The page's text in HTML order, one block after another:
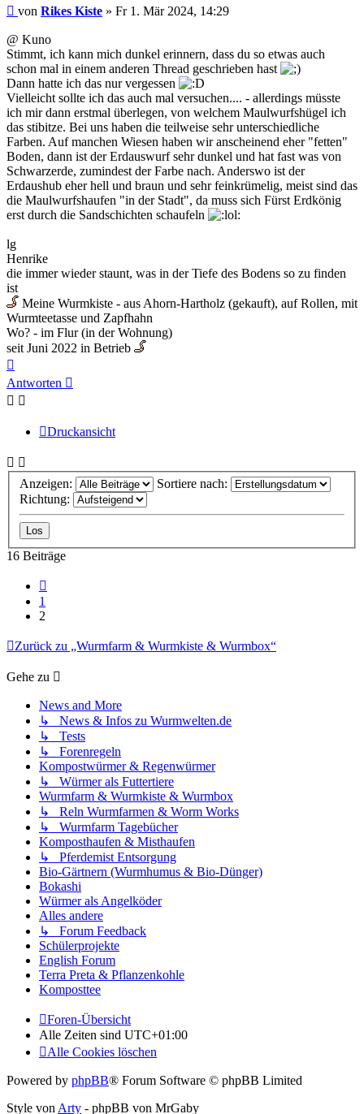
Beitrag
von Rikes Kiste » Fr 1. Mär 2024, 14:29
@ Kuno
Stimmt, ich kann mich dunkel erinnern, dass du so etwas auch
schon mal in einem anderen Thread geschrieben hast
Dann hatte ich das nur vergessen
Vielleicht sollte ich das auch mal versuchen.... - allerdings müsste
ich mir dann erstmal überlegen, von welchem Maulwurfshügel ich
das stibitze. Bei uns haben die teilweise sehr unterschiedliche
Farben. Auf manchen Wiesen haben wir anscheinend eher "fetten"
Boden, dann ist der Erdauswurf sehr dunkel und hat fast was von
Schwarzerde, zumindest der Farbe nach. Anderswo ist der
Erdaushub eher hell und braun und sehr feinkrümelig, meist sind das
die Maulwurfshaufen "in der Stadt", da muss sich Fürst Erdkönig
erst durch die Sandschichten schaufeln
lg
Henrike
die immer wieder staunt, was in der Tiefe des Bodens so zu finden
ist
Meine Wurmkiste - aus Ahorn-Hartholz (gekauft), auf Rollen, mit
Wurmteetasse und Zapfhahn
Wo? - im Flur (in der Wohnung)
seit Juni 2022 in Betrieb
oben
Antworten
Druckansicht
Anzeigen:
Sortiere nach:
Richtung:
16 Beiträge
1
2
Zurück zu „Wurmfarm & Wurmkiste & Wurmbox“
Gehe zu
News and More
↳ News & Infos zu Wurmwelten.de
↳ Tests
↳ Forenregeln
Kompostwürmer & Regenwürmer
↳ Würmer als Futtertiere
Wurmfarm & Wurmkiste & Wurmbox
↳ Reln Wurmfarmen & Worm Works
↳ Wurmfarm Tagebücher
Komposthaufen & Misthaufen
↳ Pferdemist Entsorgung
Bio-Gärtnern (Wurmhumus & Bio-Dünger)
Bokashi
Würmer als Angelköder
Alles andere
↳ Forum Feedback
Schülerprojekte
English Forum
Terra Preta & Pflanzenkohle
Komposttee
Foren-Übersicht
Alle Zeiten sind UTC+01:00
Alle Cookies löschen
Powered by phpBB® Forum Software © phpBB Limited
Style von Arty - phpBB von MrGaby